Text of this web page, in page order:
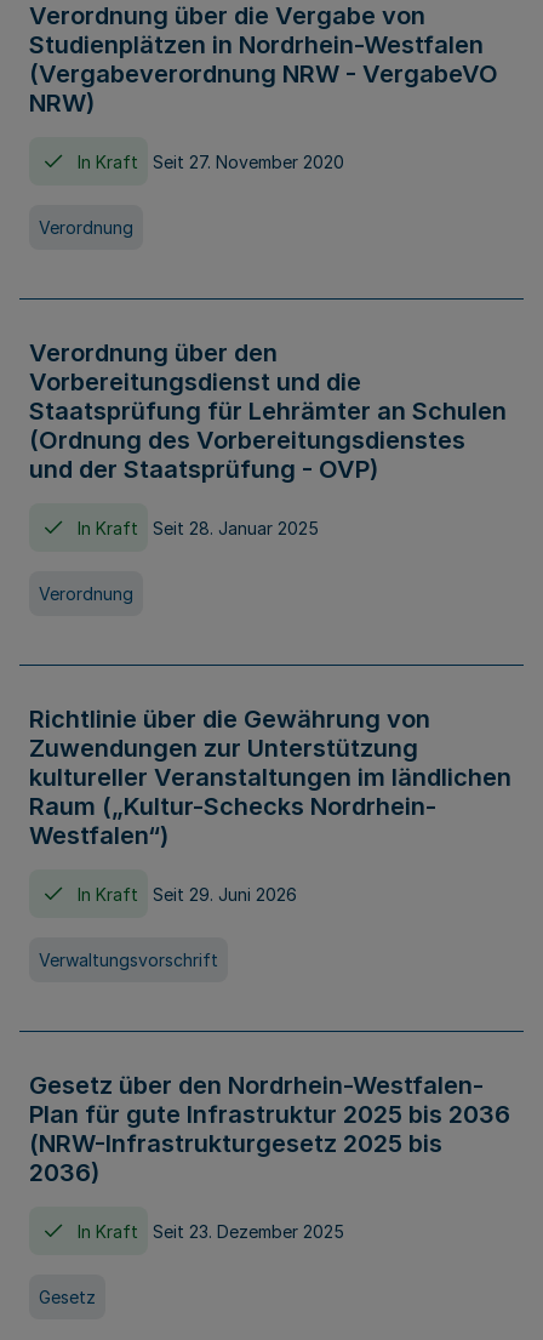
Verordnung über die Vergabe von
Studienplätzen in Nordrhein-Westfalen
(Vergabeverordnung NRW - VergabeVO
NRW)
In Kraft Seit 27. November 2020
Verordnung
Verordnung über den
Vorbereitungsdienst und die
Staatsprüfung für Lehrämter an Schulen
(Ordnung des Vorbereitungsdienstes
und der Staatsprüfung - OVP)
In Kraft Seit 28. Januar 2025
Verordnung
Richtlinie über die Gewährung von
Zuwendungen zur Unterstützung
kultureller Veranstaltungen im ländlichen
Raum („Kultur-Schecks Nordrhein-
Westfalen“)
In Kraft Seit 29. Juni 2026
Verwaltungsvorschrift
Gesetz über den Nordrhein-Westfalen-
Plan für gute Infrastruktur 2025 bis 2036
(NRW-Infrastrukturgesetz 2025 bis
2036)
In Kraft Seit 23. Dezember 2025
Gesetz